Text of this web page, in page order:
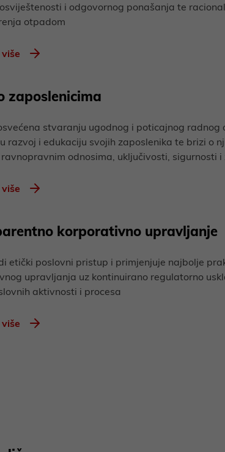
i odgovornog ponašanja te
otpadom
zaposlenicima
stvaranju ugodnog i poticajnog radnog
razvoj i edukaciju svojih zaposlenika te brizi o
odnosima, uključivosti, sigurnosti
korporativno upravljanje
etički poslovni pristup i primjenjuje najbolje
upravljanja uz kontinuirano regulatorno
aktivnosti i procesa